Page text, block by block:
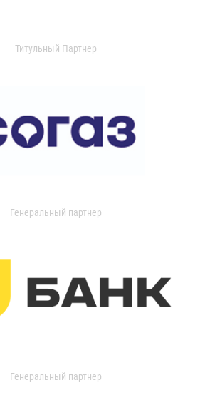
Титульный Партнер
Генеральный партнер
Генеральный партнер